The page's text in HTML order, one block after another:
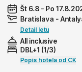
Št 6.8 - Po
Bratislava -
Detail letu
All inclusive
DBL+1 (1/3)
Popis hotela od CK